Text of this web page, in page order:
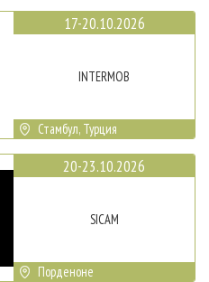
17-20.10.2026
INTERMOB
Стамбул, Турция
20-23.10.2026
SICAM
Порденоне